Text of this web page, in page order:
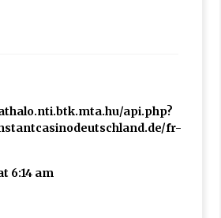
api.php?
fr-
6:14 am